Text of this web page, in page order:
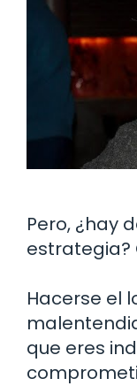
Pero, ¿hay
estrategia?
Hacerse el
que eres